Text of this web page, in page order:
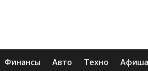
Финансы Авто Техно Афиша